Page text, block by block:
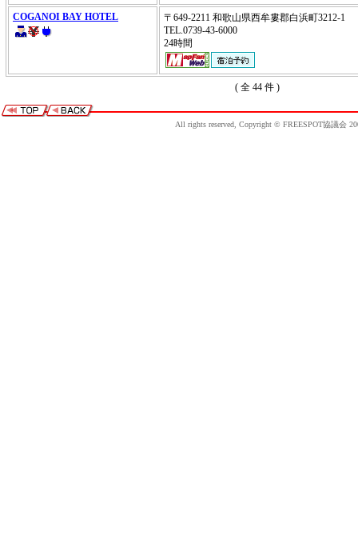
COGANOI BAY HOTEL
〒649-2211 和歌山県西牟婁郡白浜町3212-1
TEL.0739-43-6000
24時間
( 全 44 件 )
All rights reserved, Copyright © FREESPOT協議会